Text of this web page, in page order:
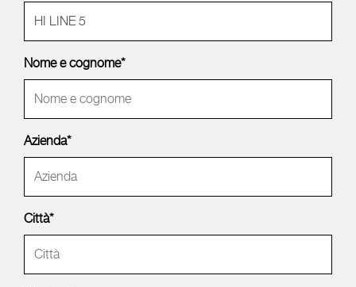
Nome e cognome*
Azienda*
Città*